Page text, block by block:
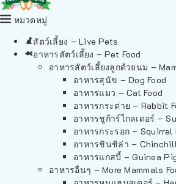
หมวดหมู่
สัตว์เลี้ยง – Live Pets
อาหารสัตว์เลี้ยง – Pet Food
อาหารสัตว์เลี้ยงลูกด้วยนม –
อาหารสุนัข – Dog Food
อาหารแมว – Cat Food
อาหารกระต่าย – Rabbit
อาหารชูก้าร์ไกลเดอร์ –
อาหารกระรอก – Squirrel
อาหารชินชิล่า –
อาหารแกสบี้ – Guinea
อาหารอื่นๆ – More Mammals